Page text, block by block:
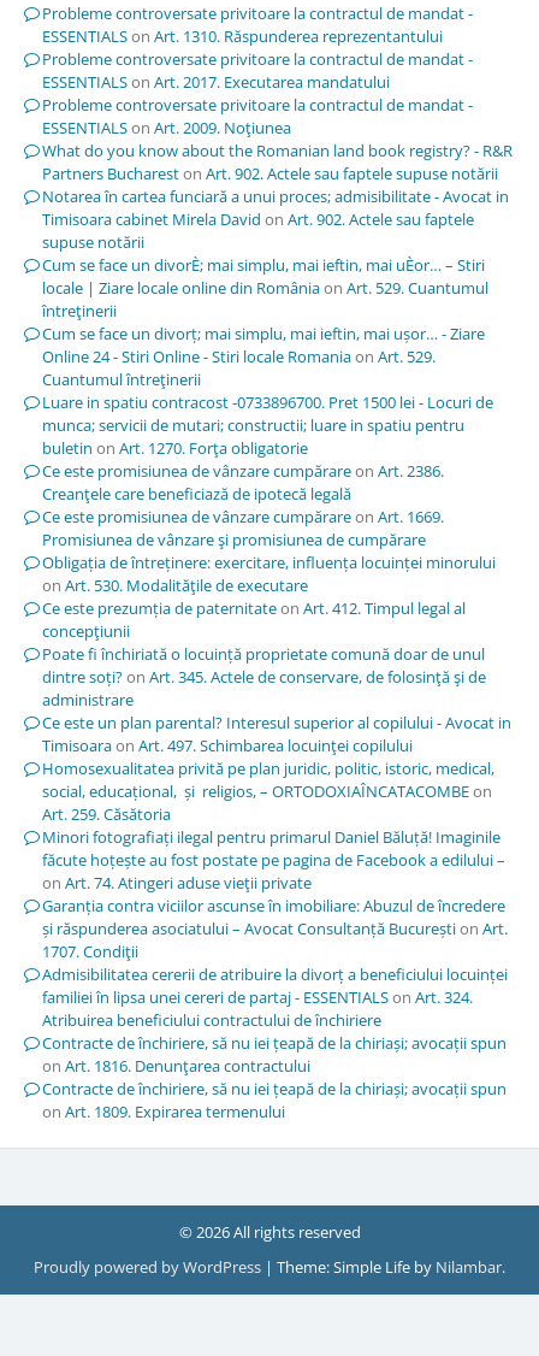
Probleme controversate privitoare la contractul de mandat -
ESSENTIALSon Art. 1310. Răspunderea reprezentantului
Probleme controversate privitoare la contractul de mandat -
ESSENTIALSon Art. 2017. Executarea mandatului
Probleme controversate privitoare la contractul de mandat -
ESSENTIALSon Art. 2009. Noţiunea
What do you know about the Romanian land book registry? - R&R
Partners Buchareston Art. 902. Actele sau faptele supuse notării
Notarea în cartea funciară a unui proces; admisibilitate - Avocat in
Timisoara cabinet Mirela David on Art. 902. Actele sau faptele
supuse notării
Cum se face un divorÈ; mai simplu, mai ieftin, mai uÈor… – Stiri
locale | Ziare locale online din Româniaon Art. 529. Cuantumul
întreţinerii
Cum se face un divorț; mai simplu, mai ieftin, mai ușor… - Ziare
Online 24 - Stiri Online - Stiri locale Romaniaon Art. 529.
Cuantumul întreţinerii
Luare in spatiu contracost -0733896700. Pret 1500 lei - Locuri de
munca; servicii de mutari; constructii; luare in spatiu pentru
buletin on Art. 1270. Forţa obligatorie
Ce este promisiunea de vânzare cumpărareon Art. 2386.
Creanţele care beneficiază de ipotecă legală
Ce este promisiunea de vânzare cumpărareon Art. 1669.
Promisiunea de vânzare şi promisiunea de cumpărare
Obligația de întreținere: exercitare, influența locuinței minorului
on Art. 530. Modalităţile de executare
Ce este prezumția de paternitateon Art. 412. Timpul legal al
concepţiunii
Poate fi închiriată o locuință proprietate comună doar de unul
dintre soți?on Art. 345. Actele de conservare, de folosinţă şi de
administrare
Ce este un plan parental? Interesul superior al copilului - Avocat in
Timisoaraon Art. 497. Schimbarea locuinţei copilului
Homosexualitatea privită pe plan juridic, politic, istoric, medical,
social, educațional, și religios, – ORTODOXIAÎNCATACOMBEon
Art. 259. Căsătoria
Minori fotografiați ilegal pentru primarul Daniel Băluță! Imaginile
făcute hoțește au fost postate pe pagina de Facebook a edilului –
on Art. 74. Atingeri aduse vieţii private
Garanția contra viciilor ascunse în imobiliare: Abuzul de încredere
și răspunderea asociatului – Avocat Consultanță Bucureștion Art.
1707. Condiţii
Admisibilitatea cererii de atribuire la divorț a beneficiului locuinței
familiei în lipsa unei cereri de partaj - ESSENTIALSon Art. 324.
Atribuirea beneficiului contractului de închiriere
Contracte de închiriere, să nu iei țeapă de la chiriași; avocații spun
on Art. 1816. Denunţarea contractului
Contracte de închiriere, să nu iei țeapă de la chiriași; avocații spun
on Art. 1809. Expirarea termenului
© 2026 All rights reserved
Proudly powered by WordPress | Theme: Simple Life by Nilambar.